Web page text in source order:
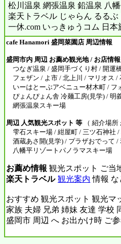
松川温泉 網張温泉 鉛温泉 八
楽天トラベル じゃらん るるぶ
一休.com いっきゅうコム 日
cafe Hanamori 盛岡菜園店 周辺情報
盛岡市内 周辺 お薦め観光地 / お店情
つなぎ温泉 / 盛岡手づくり村 / 開運
フェザン / よ市 / 北上川 / マリオス /
いーはとーぶアベニュー材木町 / フ
ぴょんぴょん舎 冷麺工房(見学) / 明
網張温泉スキー場
周辺 人気観光スポット 等 （ 紹介場所
雫石スキー場 / 紺屋町 / 三ツ石神社
酒蔵あさ開(見学) / プラザおでって /
八幡平リゾートパノラマスキー場
お薦め情報 観光スポット ご当
楽天トラベル 観光案内 情報 な
おすすめ 観光スポット 観光マ
家族 夫婦 兄弟 姉妹 友達 学校
盛岡市 周辺 へ お出かけ時 ご